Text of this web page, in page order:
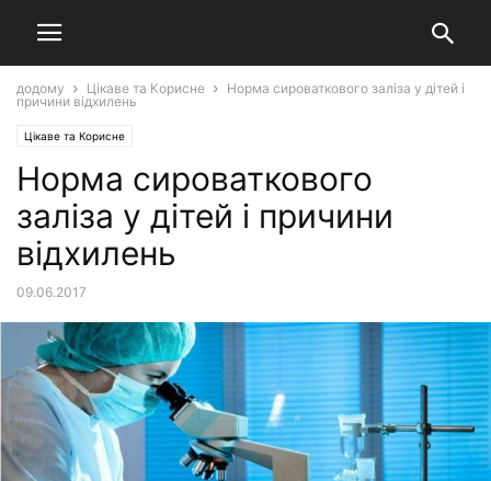
додому Цікаве та Корисне
Норма сироваткового заліза у дітей і
причини відхилень
Цікаве та Корисне
Норма сироваткового
заліза у дітей і причини
відхилень
09.06.2017